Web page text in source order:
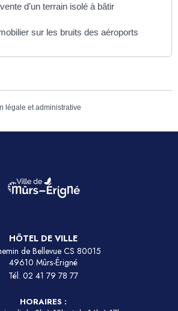
d’un terrain isolé à bâtir
sur les bruits des aéroports
légale et administrative
HÔTEL DE VILLE
de Bellevue CS 80015
49610 Mûrs-Érigné
Tél. 02 41 79 78 77
HORAIRES :